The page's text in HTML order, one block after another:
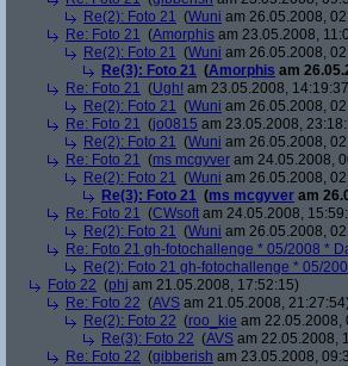
Re(2): Foto 21 (Wuni am 26.05.2008,
Re: Foto 21 (Amorphis am 23.05.2008,
Re(2): Foto 21 (Wuni am 26.05.2008,
Re(3): Foto 21 (Amorphis am
Re: Foto 21 (Ugh! am 23.05.2008,
Re(2): Foto 21 (Wuni am 26.05.2008,
Re: Foto 21 (jo0815 am 23.05.2008,
Re(2): Foto 21 (Wuni am 26.05.2008,
Re: Foto 21 (ms mcgyver am 24.05.2008,
Re(2): Foto 21 (Wuni am 26.05.2008,
Re(3): Foto 21 (ms mcgyver am
Re: Foto 21 (CWsoft am 24.05.2008,
Re(2): Foto 21 (Wuni am 26.05.2008,
Re: Foto 21 gh-fotochallenge * 05/2008 *
Re(2): Foto 21 gh-fotochallenge * 05/
Foto 22 (phj am 21.05.2008, 17:52:15)
Re: Foto 22 (AVS am 21.05.2008, 21:27:54)
Re(2): Foto 22 (roo_kie am 22.05.2008,
Re(3): Foto 22 (AVS am 22.05.2008,
Re: Foto 22 (gibberish am 23.05.2008,